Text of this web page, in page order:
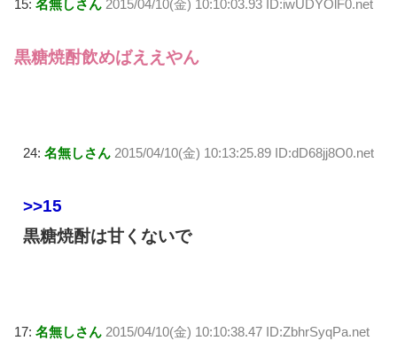
15: 名無しさん 2015/04/10(金) 10:10:03.93 ID:iwUDYOlF0.net
黒糖焼酎飲めばええやん
24: 名無しさん 2015/04/10(金) 10:13:25.89 ID:dD68jj8O0.net
>>15
黒糖焼酎は甘くないで
17: 名無しさん 2015/04/10(金) 10:10:38.47 ID:ZbhrSyqPa.net